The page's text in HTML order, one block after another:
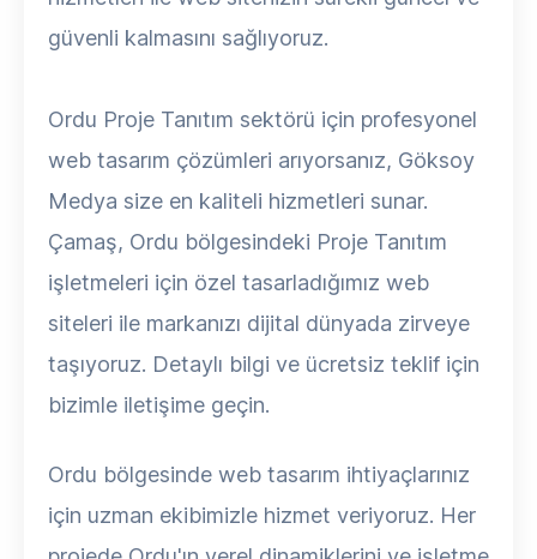
güvenli kalmasını sağlıyoruz.
Ordu Proje Tanıtım sektörü için profesyonel
web tasarım çözümleri arıyorsanız, Göksoy
Medya size en kaliteli hizmetleri sunar.
Çamaş, Ordu bölgesindeki Proje Tanıtım
işletmeleri için özel tasarladığımız web
siteleri ile markanızı dijital dünyada zirveye
taşıyoruz. Detaylı bilgi ve ücretsiz teklif için
bizimle iletişime geçin.
Ordu bölgesinde web tasarım ihtiyaçlarınız
için uzman ekibimizle hizmet veriyoruz. Her